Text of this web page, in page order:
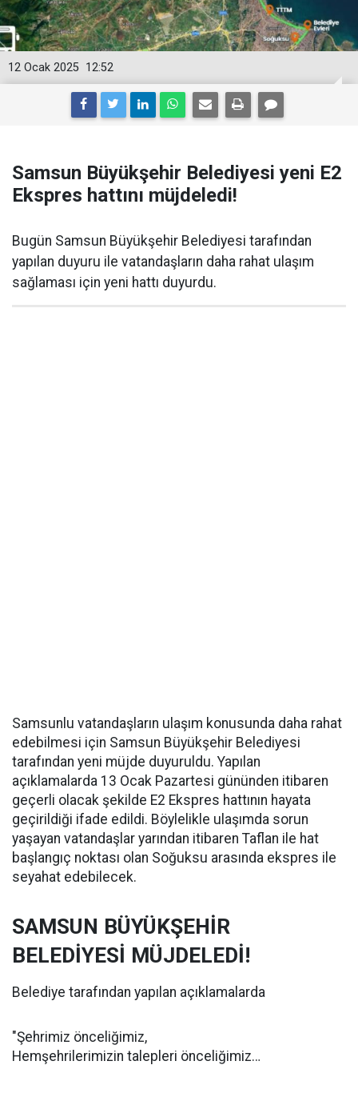
12:52
12 Ocak 2025
Samsun Büyükşehir Belediyesi yeni E2
Ekspres hattını müjdeledi!
Bugün Samsun Büyükşehir Belediyesi tarafından
yapılan duyuru ile vatandaşların daha rahat ulaşım
sağlaması için yeni hattı duyurdu.
Samsunlu vatandaşların ulaşım konusunda daha rahat
edebilmesi için Samsun Büyükşehir Belediyesi
tarafından yeni müjde duyuruldu. Yapılan
açıklamalarda 13 Ocak Pazartesi gününden itibaren
geçerli olacak şekilde E2 Ekspres hattının hayata
geçirildiği ifade edildi. Böylelikle ulaşımda sorun
yaşayan vatandaşlar yarından itibaren Taflan ile hat
başlangıç noktası olan Soğuksu arasında ekspres ile
seyahat edebilecek.
SAMSUN BÜYÜKŞEHİR
BELEDİYESİ MÜJDELEDİ!
Belediye tarafından yapılan açıklamalarda
"Şehrimiz önceliğimiz,
Hemşehrilerimizin talepleri önceliğimiz…